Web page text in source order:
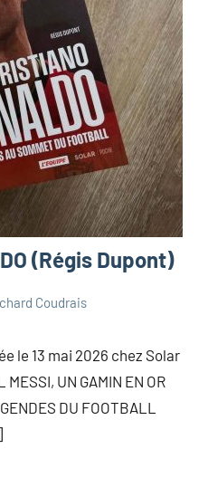
(Régis Dupont)
Coudrais
le 13 mai 2026 chez Solar
UN GAMIN EN OR
DU FOOTBALL